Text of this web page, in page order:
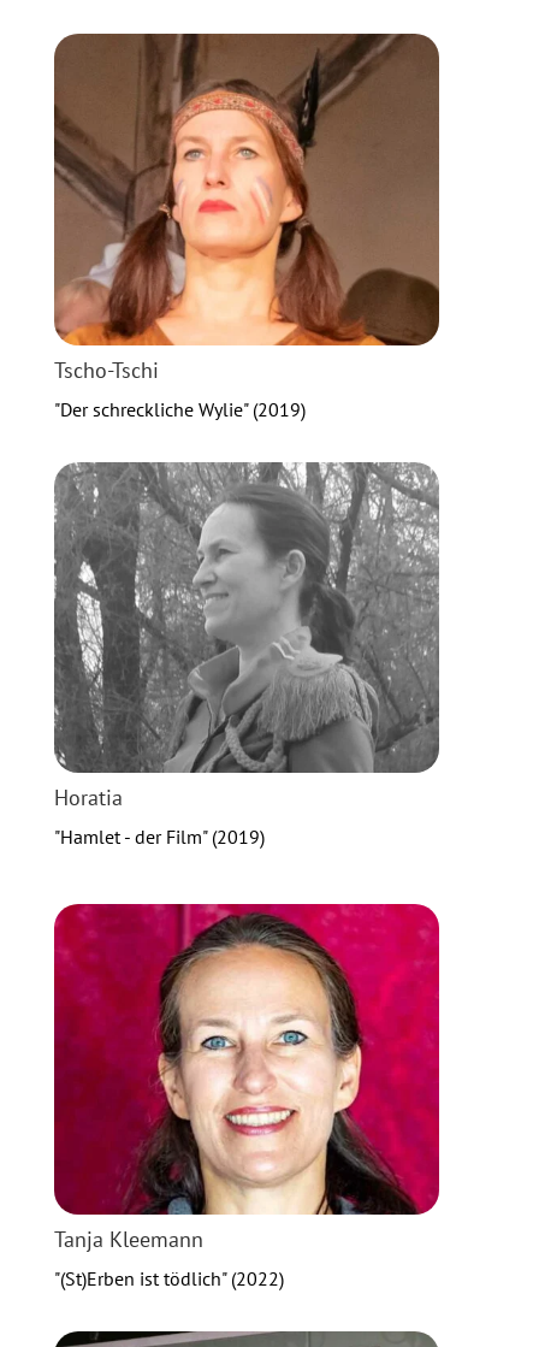
Tscho-Tschi
"Der schreckliche Wylie" (2019)
Horatia
"Hamlet - der Film" (2019)
Tanja Kleemann
"(St)Erben ist tödlich" (2022)